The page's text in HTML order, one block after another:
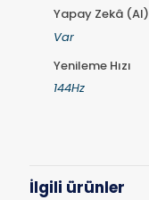
Yapay Zekâ (AI)
Var
Yenileme Hızı
144Hz
İlgili ürünler